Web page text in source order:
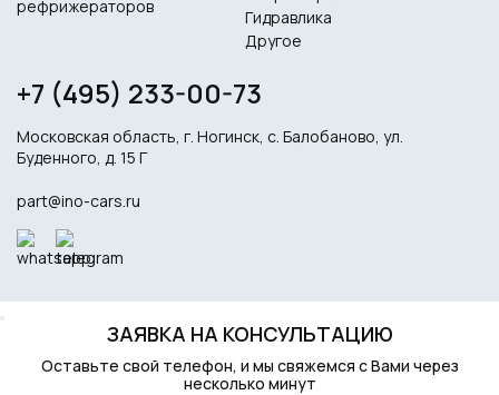
рефрижераторов
Гидравлика
Другое
+7 (495) 233-00-73
Московская область, г. Ногинск, с. Балобаново, ул.
Буденного, д. 15 Г
part@ino-cars.ru
ЗАЯВКА НА КОНСУЛЬТАЦИЮ
Оставьте свой телефон, и мы свяжемся с Вами через
несколько минут